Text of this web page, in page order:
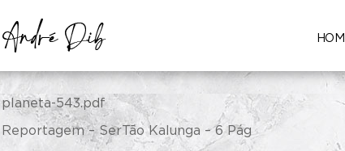
Revista
planeta-543.pdf
Reportagem – SerTão Kalunga – 6 Pág